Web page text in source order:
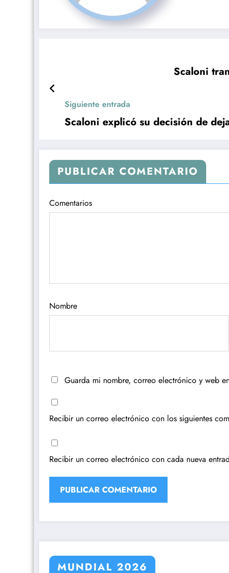
Scaloni
Siguiente entrada
Scaloni explicó su decisión de
PUBLICAR COMENTARIO
Comentarios
Nombre
Guarda mi nombre, correo electrónico y web
Recibir un correo electrónico con los siguientes
Recibir un correo electrónico con cada nueva
MUNDIAL 2026